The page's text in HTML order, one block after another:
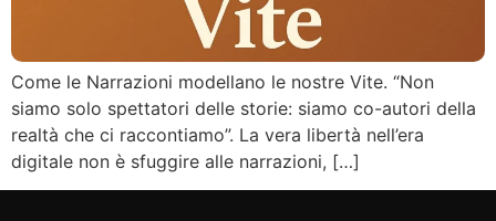
Come le Narrazioni modellano le nostre Vite. “Non
siamo solo spettatori delle storie: siamo co-autori della
realtà che ci raccontiamo”. La vera libertà nell’era
digitale non è sfuggire alle narrazioni, […]